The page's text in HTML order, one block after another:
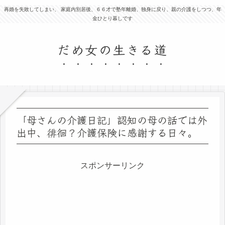
再婚を失敗してしまい、 家庭内別居後、６６才で塾年離婚、独身に戻り、親の介護をしつつ、年
金ひとり暮しです
だめ女の生きる道
「母さんの介護日記」認知の母の話では外
出中、徘徊？介護保険に感謝する日々。
スポンサーリンク